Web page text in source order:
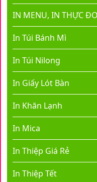
IN MENU, IN THỰC
In Túi Bánh Mì
In Túi Nilong
In Giấy Lót Bàn
In Khăn Lạnh
In Mica
In Thiệp Giá Rẻ
In Thiệp Tết